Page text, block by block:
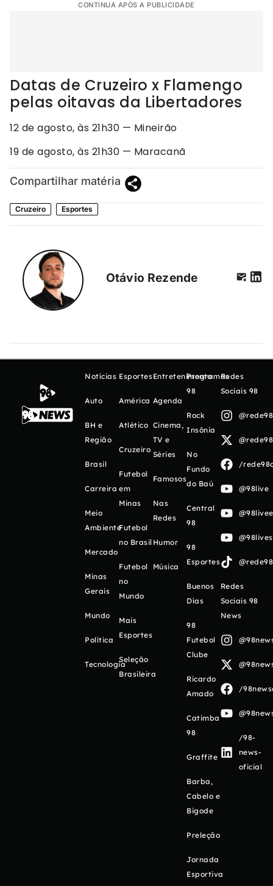
CONTINUA APÓS A PUBLICIDADE
Datas de Cruzeiro x Flamengo
pelas oitavas da Libertadores
12 de agosto, às 21h30 — Mineirão
19 de agosto, às 21h30 — Maracanã
Compartilhar matéria
Cruzeiro Esportes
Otávio Rezende
Notícias
Auto
BH e
Região
Brasil
Carreira
Meio
Ambiente
Mercado
Minas
Gerais
Mundo
Política
Tecnologia
Esportes
América
Atlético
Cruzeiro
Futebol
em
Minas
Futebol
no Brasil
Futebol
no
Mundo
Mais
Esportes
Seleção
Brasileira
Entretenimento
Agenda
Cinema,
TV e
Séries
Famosos
Nas
Redes
Humor
Música
Programas
98
Rock
Insônia
No
Fundo
do Baú
Central
98
98
Esportes
Buenos
Días
98
Futebol
Clube
Ricardo
Amado
Catimba
98
Graffite
Barba,
Cabelo e
Bigode
Preleção
Jornada
Esportiva
Redes
Sociais 98
/
@98live
Redes
Sociais 98
News
/
/98-
news-
oficial